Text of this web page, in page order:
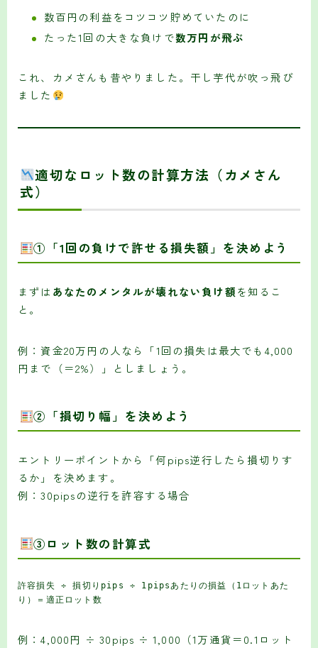
数百円の利益をコツコツ貯めていたのに
たった1回の大きな負けで数万円が飛ぶ
これ、カメさんも昔やりました。干し芋代が吹っ飛び
ました
適切なロット数の計算方法（カメさん
式）
①「1回の負けで許せる損失額」を決めよう
まずは あなたのメンタルが壊れない負け額を知るこ
と。
例：資金20万円の人なら「1回の損失は最大でも4,000
円まで（＝2%）」としましょう。
②「損切り幅」を決めよう
エントリーポイントから「何pips逆行したら損切りす
るか」を決めます。
例：30pipsの逆行を許容する場合
③ロット数の計算式
許容損失 ÷ 損切りpips ÷ 1pipsあたりの損益（1ロットあた
例：4,000円 ÷ 30pips ÷ 1,000（1万通貨＝0.1ロット